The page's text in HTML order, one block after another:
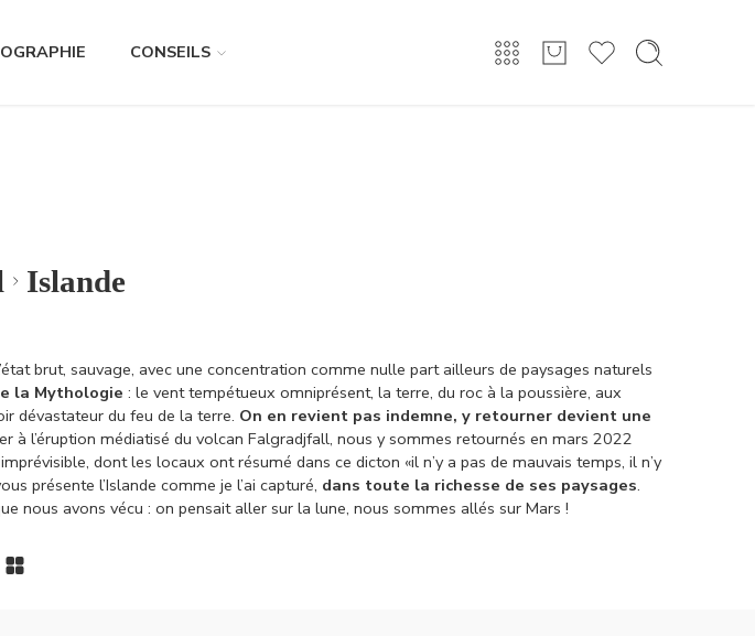
CONSEILS
Islande
brut, sauvage, avec une concentration comme nulle part ailleurs de paysages naturels
la Mythologie : le vent tempétueux omniprésent, la terre, du roc à la poussière, aux
dévastateur du feu de la terre. On en revient pas indemne, y retourner devient une
à l’éruption médiatisé du volcan Falgradjfall, nous y sommes retournés en mars 2022
dont les locaux ont résumé dans ce dicton «il n’y a pas de mauvais temps, il n’y
présente l’Islande comme je l’ai capturé, dans toute la richesse de ses paysages.
nous avons vécu : on pensait aller sur la lune, nous sommes allés sur Mars !